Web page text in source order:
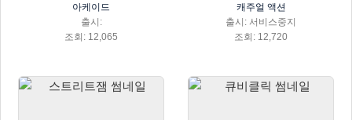
아케이드
출시:
조회: 12,065
캐주얼 액션
출시: 서비스중지
조회: 12,720